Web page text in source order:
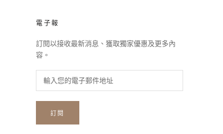
電子報
訂閱以接收最新消息、獲取獨家優惠及更多內
容。
訂閱